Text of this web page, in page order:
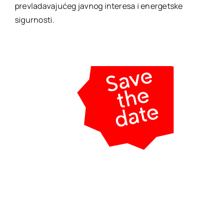
prevladavajućeg javnog interesa i energetske
sigurnosti.